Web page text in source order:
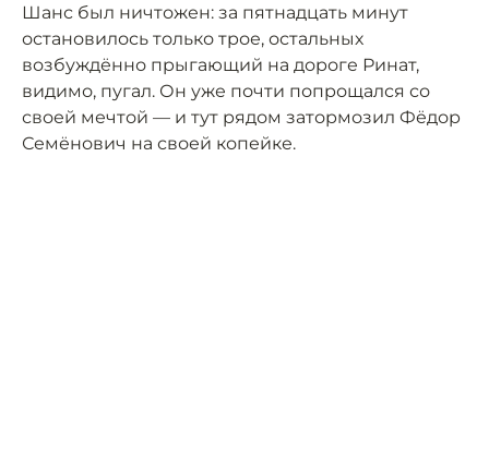
Шанс был ничтожен: за пятнадцать минут
остановилось только трое, остальных
возбуждённо прыгающий на дороге Ринат,
видимо, пугал. Он уже почти попрощался со
своей мечтой — и тут рядом затормозил Фёдор
Семёнович на своей копейке.